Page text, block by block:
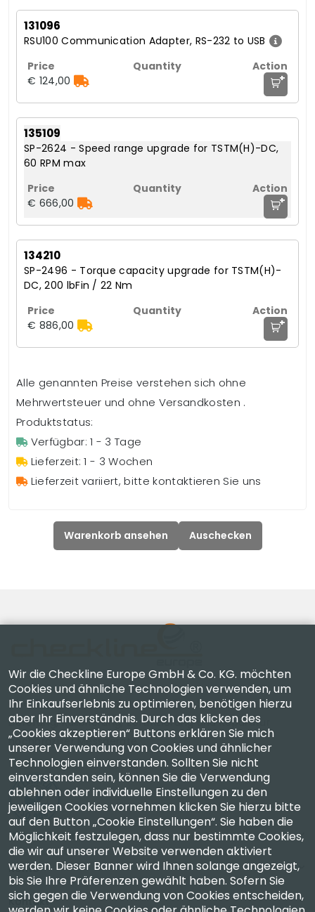
131096
RSU100 Communication Adapter, RS-232 to USB
€ 124,00 +
135109
SP-2624 - Speed range upgrade for TSTM(H)-DC,
60 RPM max
€ 666,00 +
134210
SP-2496 - Torque capacity upgrade for TSTM(H)-
DC, 200 lbFin / 22 Nm
€ 886,00 +
Alle genannten Preise verstehen sich ohne
Mehrwertsteuer und ohne Versandkosten .
Produktstatus:
Verfügbar: 1 - 3 Tage
Lieferzeit: 1 - 3 Wochen
Lieferzeit variiert, bitte kontaktieren Sie uns
Warenkorb ansehen Auschecken
Checkline Europe GmbH & Co. KG. — Spezialisten für
Lieferung, Kalibrierung, Zertifizierung und Reparatur
hochpräziser Messgeräte.
Unternehmen
Konto
Kontakt
Wir die Checkline Europe GmbH & Co. KG. möchten
Cookies und ähnliche Technologien verwenden, um
Ihr Einkaufserlebnis zu optimieren, benötigen hierzu
aber Ihr Einverständnis. Durch das klicken des
„Cookies akzeptieren“ Buttons erklären Sie mich
unserer Verwendung von Cookies und ähnlicher
Technologien einverstanden. Sollten Sie nicht
einverstanden sein, können Sie die Verwendung
ablehnen oder individuelle Einstellungen zu den
jeweiligen Cookies vornehmen klicken Sie hierzu bitte
auf den Button „Cookie Einstellungen“. Sie haben die
Möglichkeit festzulegen, dass nur bestimmte Cookies,
die wir auf unserer Website verwenden aktiviert
werden. Dieser Banner wird Ihnen solange angezeigt,
bis Sie Ihre Präferenzen gewählt haben. Sofern Sie
sich gegen die Verwendung von Cookies entscheiden,